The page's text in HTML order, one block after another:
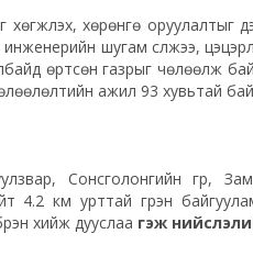
хөрөнгө оруулалтыг
шугам сүлжээ,
өртсөн газрыг чөлөөлж
ажил 93 хувьтай
Сонсголонгийн гүүр,
4.2 км урттай гүүрэн
хийж дууслаа гэж